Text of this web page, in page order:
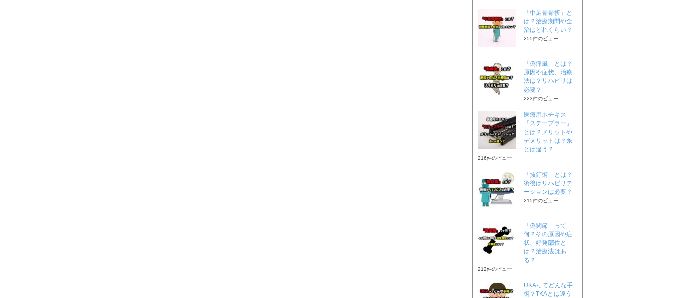
「中足骨骨折」と
は？治療期間や全
治はどれくらい？
255件のビュー
「偽痛風」とは？
原因や症状、治療
法は？リハビリは
必要？
223件のビュー
医療用ホチキス
「ステープラー」
とは？メリットや
デメリットは？糸
とは違う？
216件のビュー
「抜釘術」とは？
術後はリハビリテ
ーションは必要？
215件のビュー
「偽関節」って
何？その原因や症
状、好発部位と
は？治療法はあ
る？
212件のビュー
UKAってどんな手
術？TKAとは違う